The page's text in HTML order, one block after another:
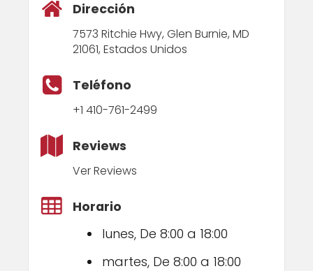
Dirección
7573 Ritchie Hwy, Glen Burnie, MD
21061, Estados Unidos
Teléfono
+1 410-761-2499
Reviews
Ver Reviews
Horario
lunes, De 8:00 a 18:00
martes, De 8:00 a 18:00